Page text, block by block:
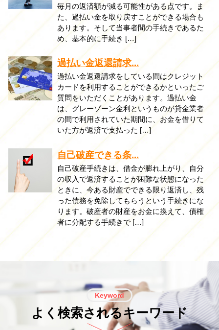
毎月の返済額が減る可能性がある点です。ま
た、過払い金を取り戻すことができる場合も
あります。そして当事者間の手続きであるた
め、基本的に手続き […]
過払い金返還請求...
過払い金返還請求をしている間はクレジット
カードを利用することができるかといったご
質問をいただくことがあります。過払い金
は、グレーゾーン金利というものが貸金業者
の間で利用されていた期間に、お金を借りて
いた方が返済で支払った […]
自己破産できる条...
自己破産手続きは、借金が膨れ上がり、自分
の収入で返済することが困難な状態になった
ときに、今ある財産でできる限り返済し、残
った債務を免除してもらうという手続きにな
ります。破産者の財産をお金に換えて、債権
者に分配する手続きで […]
Keyword
よく検索されるキーワード